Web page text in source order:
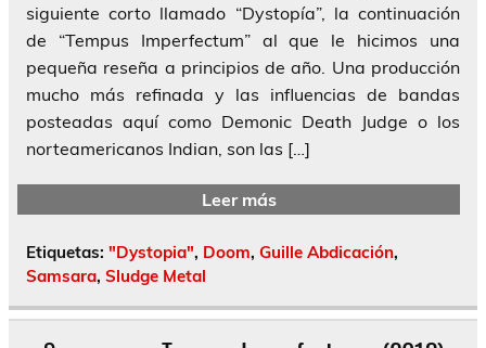
siguiente corto llamado “Dystopía”, la continuación
de “Tempus Imperfectum” al que le hicimos una
pequeña reseña a principios de año. Una producción
mucho más refinada y las influencias de bandas
posteadas aquí como Demonic Death Judge o los
norteamericanos Indian, son las […]
Leer más
Etiquetas: "Dystopia", Doom, Guille Abdicación,
Samsara, Sludge Metal